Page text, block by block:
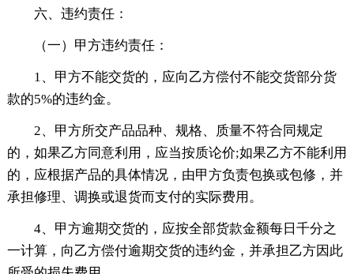
六、违约责任：
（一）甲方违约责任：
1、甲方不能交货的，应向乙方偿付不能交货部分货
款的5%的违约金。
2、甲方所交产品品种、规格、质量不符合同规定
的，如果乙方同意利用，应当按质论价;如果乙方不能利用
的，应根据产品的具体情况，由甲方负责包换或包修，并
承担修理、调换或退货而支付的实际费用。
4、甲方逾期交货的，应按全部货款金额每日千分之
一计算，向乙方偿付逾期交货的违约金，并承担乙方因此